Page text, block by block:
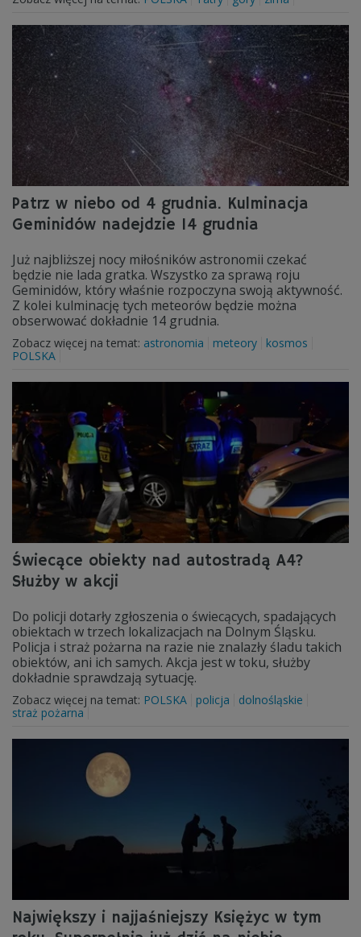
Patrz w niebo od 4 grudnia. Kulminacja
Geminidów nadejdzie 14 grudnia
Już najbliższej nocy miłośników astronomii czekać
będzie nie lada gratka. Wszystko za sprawą roju
Geminidów, który właśnie rozpoczyna swoją aktywność.
Z kolei kulminację tych meteorów będzie można
obserwować dokładnie 14 grudnia.
Zobacz więcej na temat: astronomia meteory
kosmos
POLSKA
Świecące obiekty nad autostradą A4?
Służby w akcji
Do policji dotarły zgłoszenia o świecących, spadających
obiektach w trzech lokalizacjach na Dolnym Śląsku.
Policja i straż pożarna na razie nie znalazły śladu takich
obiektów, ani ich samych. Akcja jest w toku, służby
dokładnie sprawdzają sytuację.
Zobacz więcej na temat: POLSKA policja
dolnośląskie
straż pożarna
Największy i najjaśniejszy Księżyc w tym